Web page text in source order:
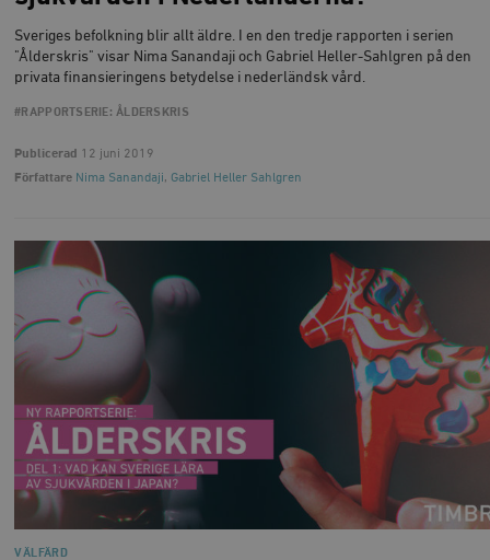
Sveriges befolkning blir allt äldre. I en den tredje rapporten i serien
"Ålderskris" visar Nima Sanandaji och Gabriel Heller-Sahlgren på den
privata finansieringens betydelse i nederländsk vård.
#RAPPORTSERIE: ÅLDERSKRIS
Publicerad 12 juni 2019
Författare Nima Sanandaji, Gabriel Heller Sahlgren
VÄLFÄRD